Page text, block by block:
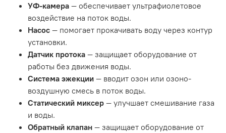
УФ-камера — обеспечивает ультрафиолетовое
воздействие на поток воды.
Насос — помогает прокачивать воду через контур
установки.
Датчик протока — защищает оборудование от
работы без движения воды.
Система эжекции — вводит озон или озоно-
воздушную смесь в поток воды.
Статический миксер — улучшает смешивание газа
и воды.
Обратный клапан — защищает оборудование от